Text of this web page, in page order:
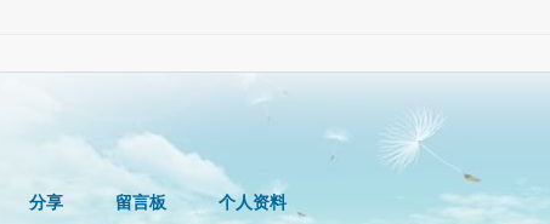
分享 留言板 个人资料